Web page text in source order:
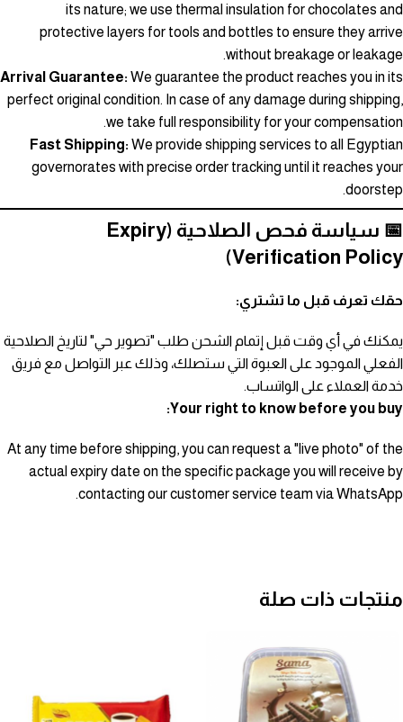
its nature; we use thermal insulation for chocolates and
protective layers for tools and bottles to ensure they arrive
without breakage or leakage.
Arrival Guarantee: We guarantee the product reaches you in its
perfect original condition. In case of any damage during shipping,
we take full responsibility for your compensation.
Fast Shipping: We provide shipping services to all Egyptian
governorates with precise order tracking until it reaches your
doorstep.
📅 سياسة فحص الصلاحية (Expiry
Verification Policy)
حقك تعرف قبل ما تشتري:
يمكنك في أي وقت قبل إتمام الشحن طلب "تصوير حي" لتاريخ الصلاحية
الفعلي الموجود على العبوة التي ستصلك، وذلك عبر التواصل مع فريق
خدمة العملاء على الواتساب.
Your right to know before you buy:
At any time before shipping, you can request a "live photo" of the
actual expiry date on the specific package you will receive by
contacting our customer service team via WhatsApp.
منتجات ذات صلة